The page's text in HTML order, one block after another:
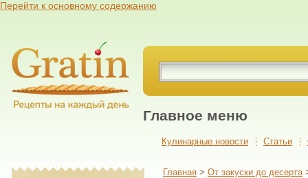
Перейти к основному содержанию
Главное меню
Кулинарные новости Cтатьи
Главная > От закуски до десерта